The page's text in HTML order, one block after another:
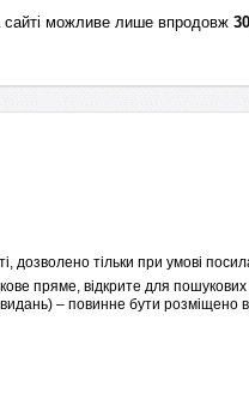
сайті можливе лише впродовж 30
дозволено тільки при умові
пряме, відкрите для
– повинне бути розміщено